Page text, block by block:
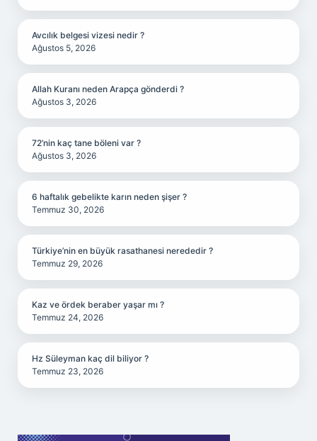
Avcılık belgesi vizesi nedir ?
Ağustos 5, 2026
Allah Kuranı neden Arapça gönderdi ?
Ağustos 3, 2026
72’nin kaç tane böleni var ?
Ağustos 3, 2026
6 haftalık gebelikte karın neden şişer ?
Temmuz 30, 2026
Türkiye’nin en büyük rasathanesi nerededir ?
Temmuz 29, 2026
Kaz ve ördek beraber yaşar mı ?
Temmuz 24, 2026
Hz Süleyman kaç dil biliyor ?
Temmuz 23, 2026